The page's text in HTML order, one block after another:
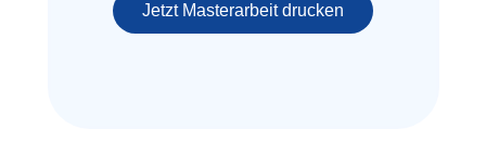
Jetzt Masterarbeit drucken